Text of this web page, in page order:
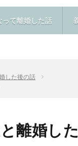
って離婚した話
した後の話
離婚し